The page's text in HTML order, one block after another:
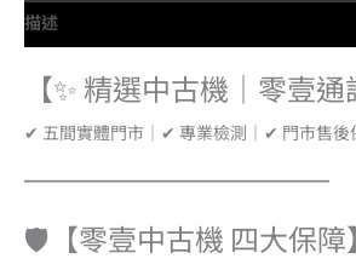
描述
【✨ 精選中古機｜零壹通
✔ 五間實體門市｜✔ 專業檢測｜✔ 門市售後
━━━━━━━━━━━━━━━━━━
🛡️【零壹中古機 四大保障】